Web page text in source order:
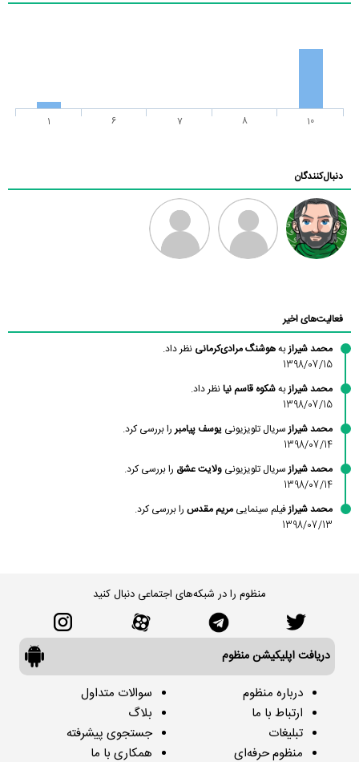
1 6 7 8 10
دنبال‌کنندگان
فعالیت‌های اخیر
محمد شیرازبههوشنگ مرادی‌کرمانی نظر داد.
1398/07/15
محمد شیرازبهشکوه قاسم نیانظر داد.
1398/07/15
محمد شیراز سریال تلویزیونی یوسف پیامبر را بررسی کرد.
1398/07/14
محمد شیراز سریال تلویزیونی ولایت عشق را بررسی کرد.
1398/07/14
محمد شیرازفیلم سینمایی مریم مقدس را بررسی کرد.
1398/07/13
منظوم را در شبکه‌های اجتماعی دنبال کنید
دریافت اپلیکیشن منظوم
درباره منظوم
ارتباط با ما
تبلیغات
منظوم حرفه‌ای
سوالات متداول
بلاگ
جستجوی پیشرفته
همکاری با ما